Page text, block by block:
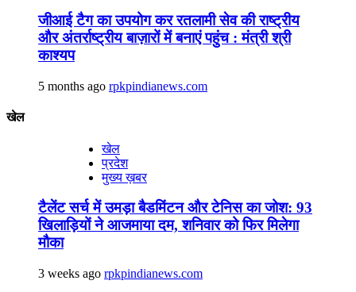
जीआई टैग का उपयोग कर रतलामी सेव की राष्ट्रीय
और अंतर्राष्ट्रीय बाज़ारों में बनाएं पहुंच : मंत्री श्री
काश्यप
5 months ago rpkpindianews.com
खेल
खेल
प्रदेश
मुख्य ख़बर
टैलेंट सर्च में उमड़ा बैडमिंटन और टेनिस का जोश: 93
खिलाड़ियों ने आजमाया दम, शनिवार को फिर मिलेगा
मौका
3 weeks ago rpkpindianews.com